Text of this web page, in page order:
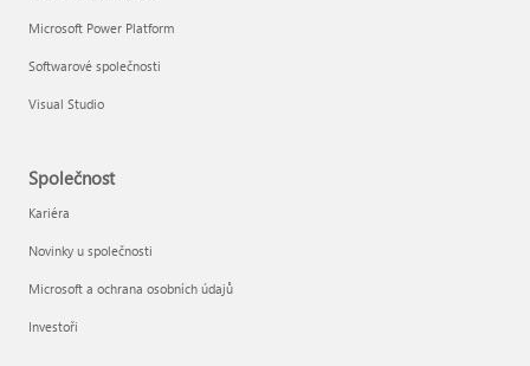
Microsoft Power Platform
Softwarové společnosti
Visual Studio
Společnost
Kariéra
Novinky u společnosti
Microsoft a ochrana osobních údajů
Investoři